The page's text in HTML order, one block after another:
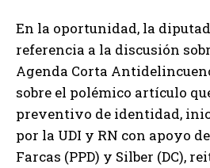
En la oportunidad, la
referencia a la discusión
Agenda Corta
sobre el polémico artículo
preventivo de identidad,
por la UDI y RN con apoyo
Farcas (PPD) y Silber (DC),